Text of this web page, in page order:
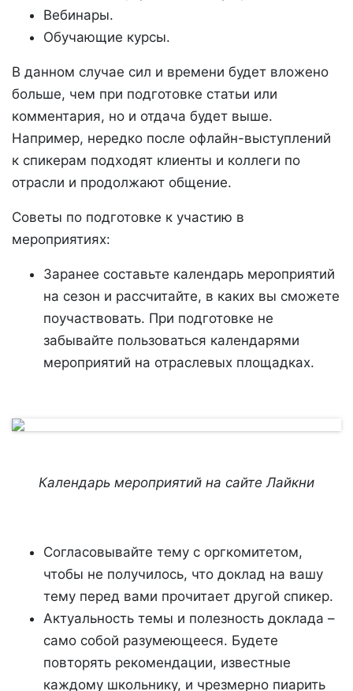
Вебинары.
Обучающие курсы.
В данном случае сил и времени будет вложено
больше, чем при подготовке статьи или
комментария, но и отдача будет выше.
Например, нередко после офлайн-выступлений
к спикерам подходят клиенты и коллеги по
отрасли и продолжают общение.
Советы по подготовке к участию в
мероприятиях:
Заранее составьте календарь мероприятий
на сезон и рассчитайте, в каких вы сможете
поучаствовать. При подготовке не
забывайте пользоваться календарями
мероприятий на отраслевых площадках.
Календарь мероприятий на сайте Лайкни
Согласовывайте тему с оргкомитетом,
чтобы не получилось, что доклад на вашу
тему перед вами прочитает другой спикер.
Актуальность темы и полезность доклада –
само собой разумеющееся. Будете
повторять рекомендации, известные
каждому школьнику, и чрезмерно пиарить